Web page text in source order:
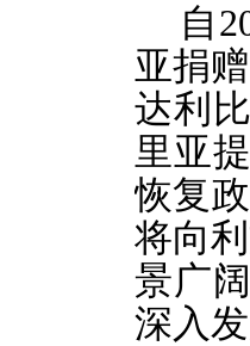
自
亚捐
达利
里亚
恢复
将向
景广
深入